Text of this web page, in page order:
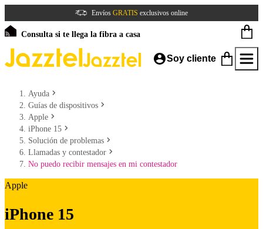
Envíos GRATIS exclusivos online
Consulta si te llega la fibra a casa
Soy cliente
Ayuda
Guías de dispositivos
Apple
iPhone 15
Solución de problemas
Llamadas y contestador
No puedo recibir mensajes en mi contestador
Apple
iPhone 15